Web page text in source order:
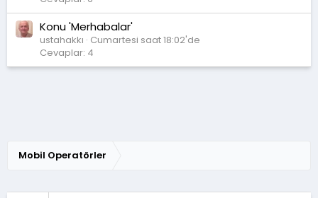
Konu 'Merhabalar'
ustahakkı Cumartesi saat 18:02'de
Cevaplar: 4
Mobil Operatörler